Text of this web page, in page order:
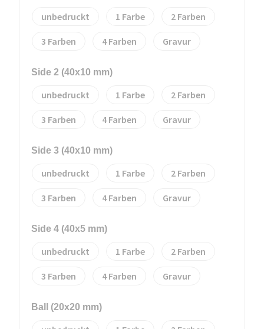
unbedruckt 1 2
3 4 Gravur
Side 2 (40x10 mm)
unbedruckt 1 2
3 4 Gravur
Side 3 (40x10 mm)
unbedruckt 1 2
3 4 Gravur
Side 4 (40x5 mm)
unbedruckt 1 2
3 4 Gravur
Ball (20x20 mm)